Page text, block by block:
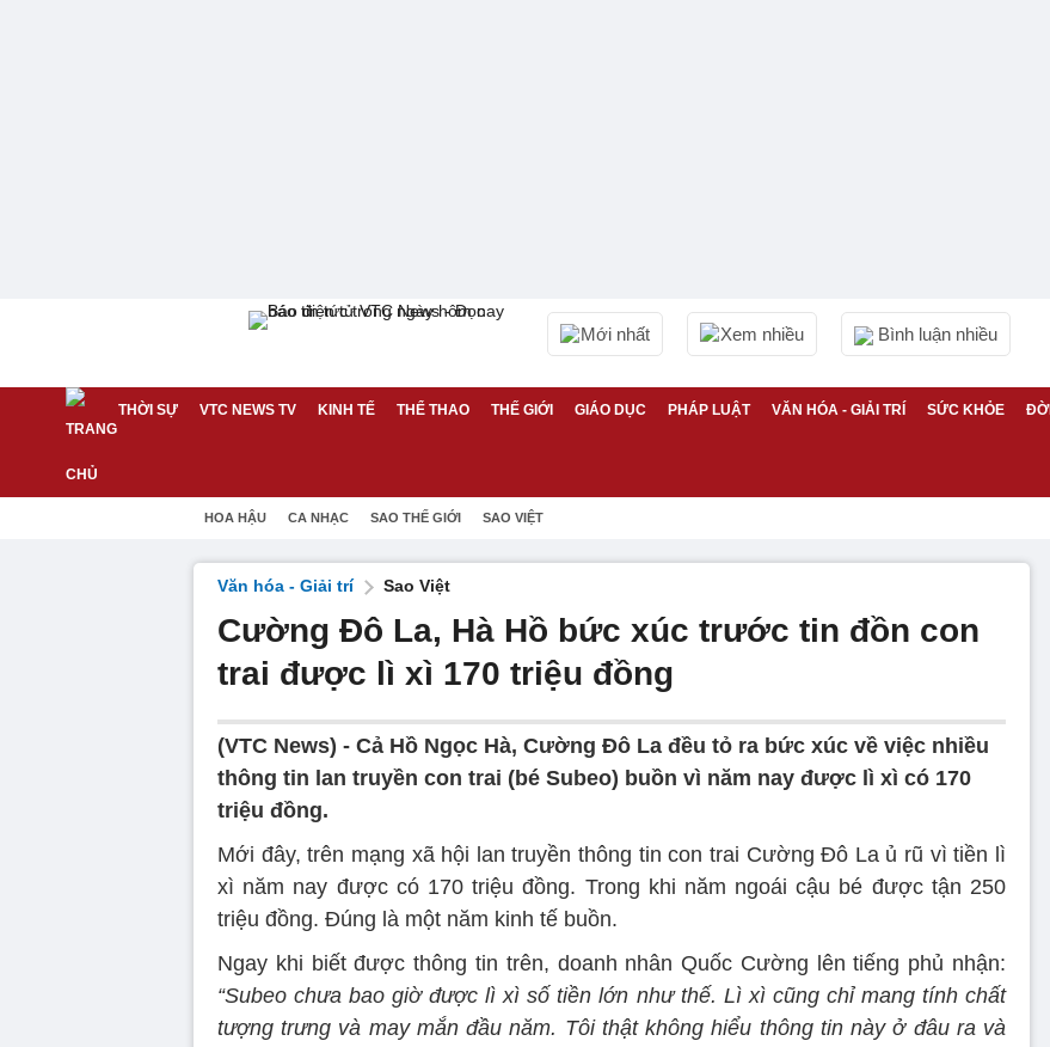
Mới nhất Xem nhiều Bình luận nhiều
THỜI SỰ VTC NEWS TV KINH TẾ THỂ THAO THẾ GIỚI GIÁO DỤC PHÁP LUẬT VĂN HÓA - GIẢI TRÍ SỨC KHỎE
HOA HẬU CA NHẠC SAO THẾ GIỚI SAO VIỆT
Văn hóa - Giải trí Sao Việt
Cường Đô La, Hà Hồ bức xúc trước tin đồn con
trai được lì xì 170 triệu đồng
(VTC News) - Cả Hồ Ngọc Hà, Cường Đô La đều tỏ ra bức xúc về việc nhiều
thông tin lan truyền con trai (bé Subeo) buồn vì năm nay được lì xì có 170
triệu đồng.
Mới đây, trên mạng xã hội lan truyền thông tin con trai Cường Đô La ủ rũ vì tiền lì
xì năm nay được có 170 triệu đồng. Trong khi năm ngoái cậu bé được tận 250
triệu đồng. Đúng là một năm kinh tế buồn.
Ngay khi biết được thông tin trên, doanh nhân Quốc Cường lên tiếng phủ nhận:
“Subeo chưa bao giờ được lì xì số tiền lớn như thế. Lì xì cũng chỉ mang tính chất
tượng trưng và may mắn đầu năm. Tôi thật không hiểu thông tin này ở đâu ra và